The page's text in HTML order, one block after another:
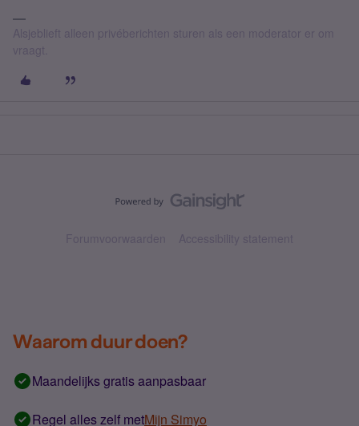
Alsjeblieft alleen privéberichten sturen als een moderator er om
vraagt.
Forumvoorwaarden Accessibility statement
Waarom duur doen?
Maandelijks gratis aanpasbaar
Regel alles zelf metMijn Simyo